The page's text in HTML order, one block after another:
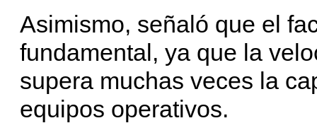
Asimismo, señaló que el
fundamental, ya que la
supera muchas veces la
equipos operativos.